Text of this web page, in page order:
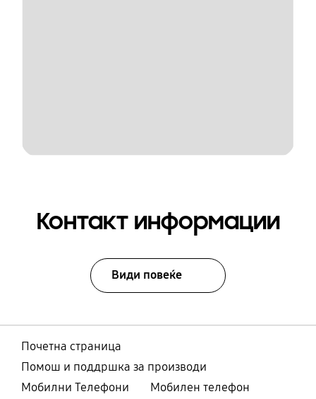
Контакт информации
Види повеќе
Почетна страница
Помош и поддршка за производи
Мобилни Телефони
Мобилен телефон